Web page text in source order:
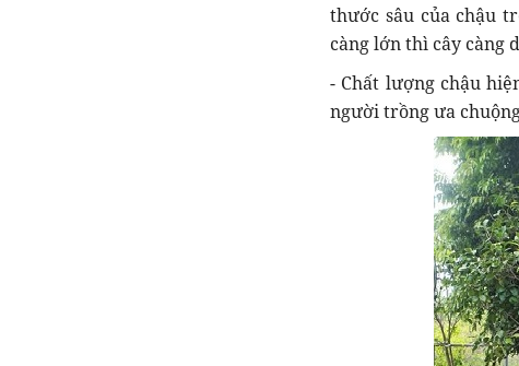
thước sâu của chậu
càng lớn thì cây càng
- Chất lượng chậu
người trồng ưa